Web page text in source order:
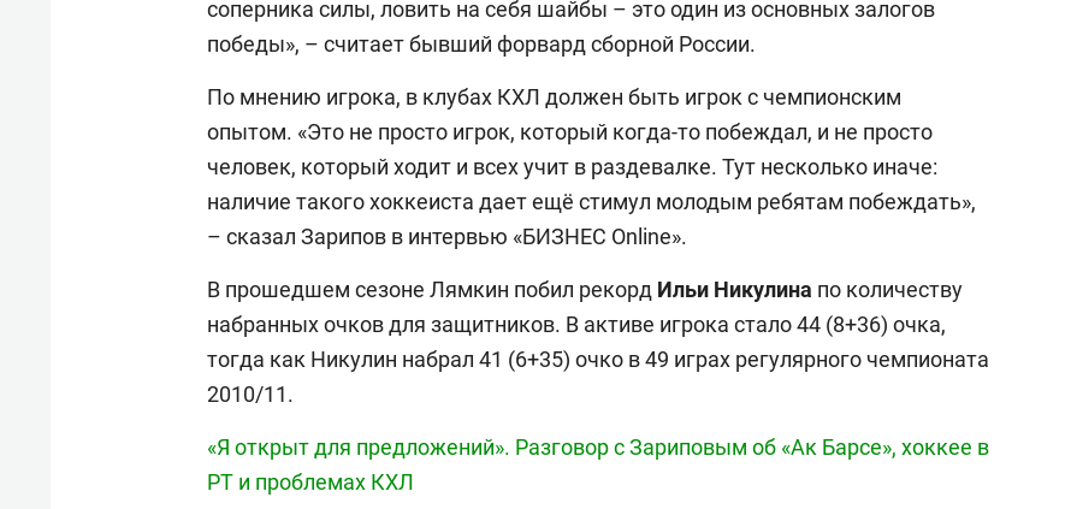
соперника силы, ловить на себя шайбы – это один из основных залогов
победы», – считает бывший форвард сборной России.
По мнению игрока, в клубах КХЛ должен быть игрок с чемпионским
опытом. «Это не просто игрок, который когда-то побеждал, и не просто
человек, который ходит и всех учит в раздевалке. Тут несколько иначе:
наличие такого хоккеиста дает ещё стимул молодым ребятам побеждать»,
– сказал Зарипов в интервью «БИЗНЕС Online».
В прошедшем сезоне Лямкин побил рекорд Ильи Никулина по количеству
набранных очков для защитников. В активе игрока стало 44 (8+36) очка,
тогда как Никулин набрал 41 (6+35) очко в 49 играх регулярного чемпионата
2010/11.
«Я открыт для предложений». Разговор с Зариповым об «Ак Барсе», хоккее в
РТ и проблемах КХЛ